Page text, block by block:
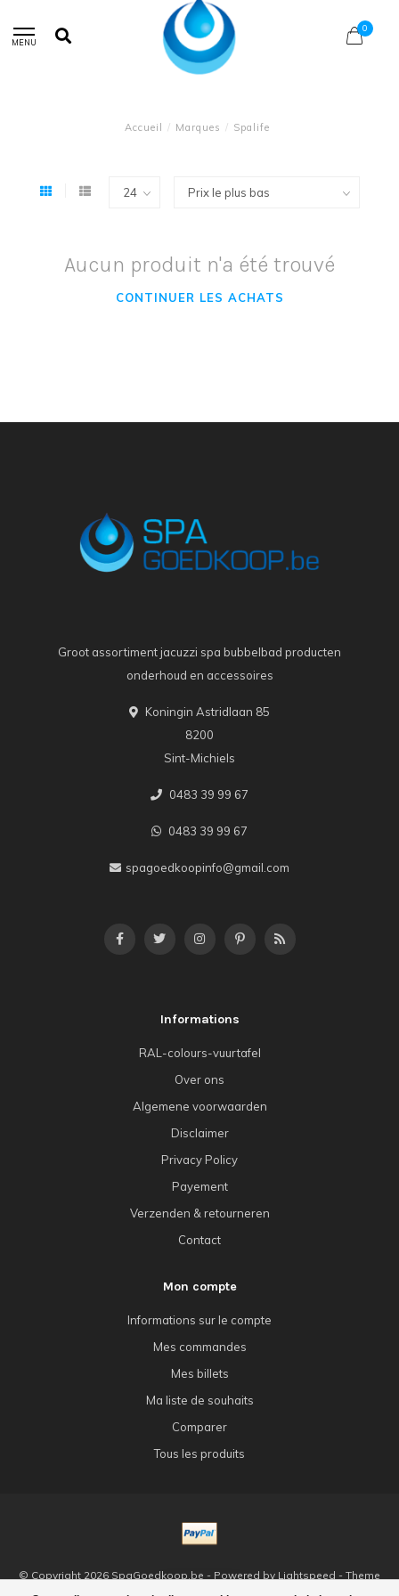
MENU
0
Accueil / Marques / Spalife
Aucun produit n'a été trouvé
CONTINUER LES ACHATS
Groot assortiment jacuzzi spa bubbelbad producten
onderhoud en accessoires
Koningin Astridlaan 85
8200
Sint-Michiels
0483 39 99 67
0483 39 99 67
spagoedkoopinfo@gmail.com
Informations
RAL-colours-vuurtafel
Over ons
Algemene voorwaarden
Disclaimer
Privacy Policy
Payement
Verzenden & retourneren
Contact
Mon compte
Informations sur le compte
Mes commandes
Mes billets
Ma liste de souhaits
Comparer
Tous les produits
© Copyright 2026 SpaGoedkoop.be - Powered by Lightspeed - Theme